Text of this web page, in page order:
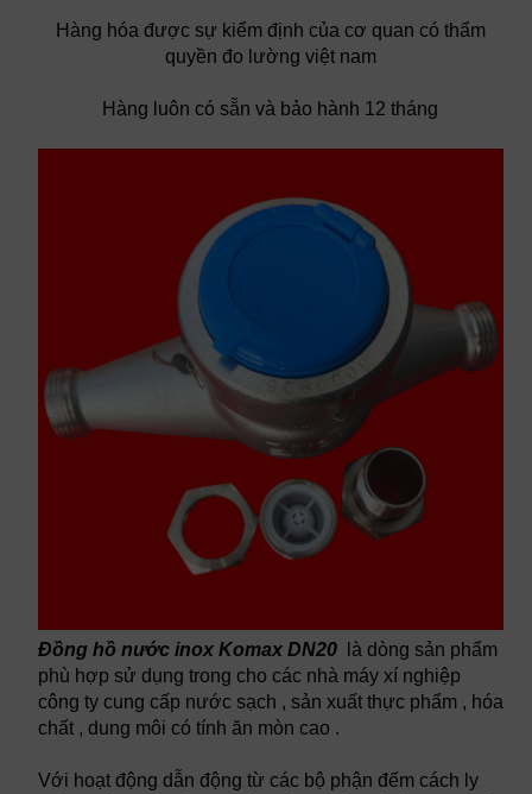
Hàng hóa được sự kiểm định của cơ quan có thẩm
quyền đo lường việt nam
Hàng luôn có sẵn và bảo hành 12 tháng
Đồng hồ nước inox Komax DN20
là dòng sản phẩm
phù hợp sử dụng trong cho các nhà máy xí nghiệp
công ty cung cấp nước sạch , sản xuất thực phẩm , hóa
chất , dung môi có tính ăn mòn cao .
Với hoạt động dẫn động từ các bộ phận đếm cách ly